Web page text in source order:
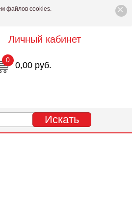
×
файлов cookies.
Личный кабинет
0,00 руб.
0